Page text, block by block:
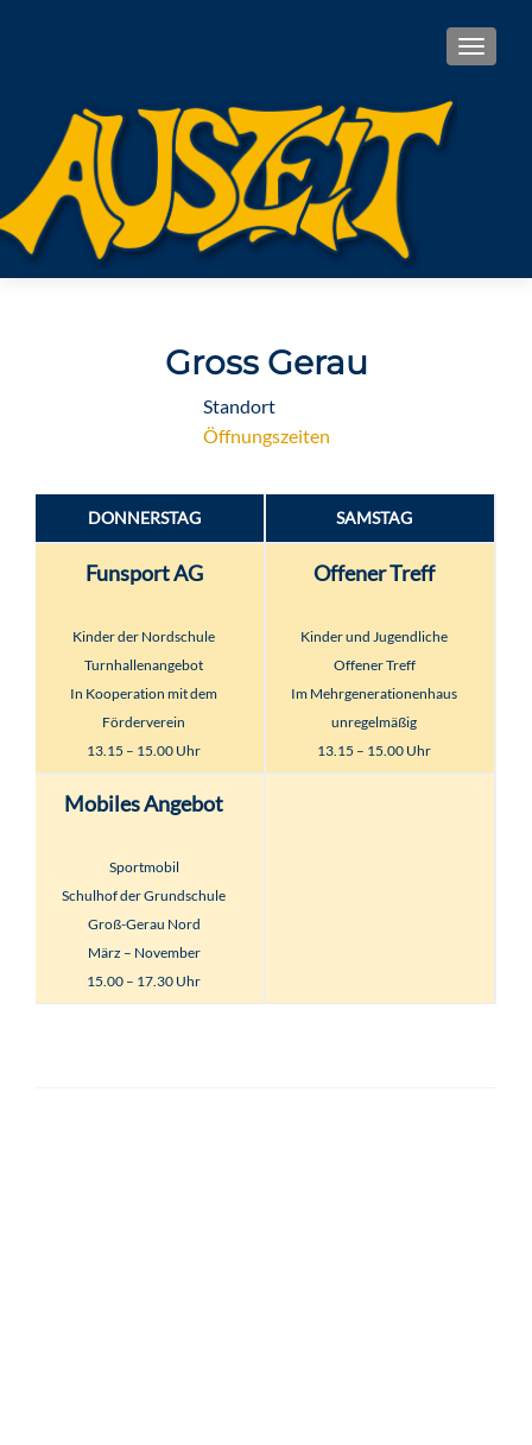
Gross Gerau
Standort
Öffnungszeiten
DONNERSTAG SAMSTAG
Funsport AG
Kinder der Nordschule
Turnhallenangebot
In Kooperation mit dem
Förderverein
13.15 – 15.00 Uhr
Offener Treff
Kinder und Jugendliche
Offener Treff
Im Mehrgenerationenhaus
unregelmäßig
13.15 – 15.00 Uhr
Mobiles Angebot
Sportmobil
Schulhof der Grundschule
Groß-Gerau Nord
März – November
15.00 – 17.30 Uhr